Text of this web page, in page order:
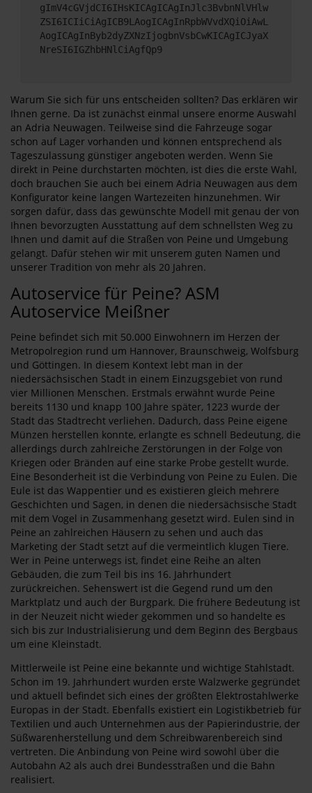
gImV4cGVjdCI6IHsKICAgICAgInJlc3BvbnNlVHlw
ZSI6ICIiCiAgICB9LAogICAgInRpbWVvdXQiOiAwL
AogICAgInByb2dyZXNzIjogbnVsbCwKICAgICJyaX
NreSI6IGZhbHNlCiAgfQp9
Warum Sie sich für uns entscheiden sollten? Das erklären wir
Ihnen gerne. Da ist zunächst einmal unsere enorme Auswahl
an Adria Neuwagen. Teilweise sind die Fahrzeuge sogar
schon auf Lager vorhanden und können entsprechend als
Tageszulassung günstiger angeboten werden. Wenn Sie
direkt in Peine durchstarten möchten, ist dies die erste Wahl,
doch brauchen Sie auch bei einem Adria Neuwagen aus dem
Konfigurator keine langen Wartezeiten hinzunehmen. Wir
sorgen dafür, dass das gewünschte Modell mit genau der von
Ihnen bevorzugten Ausstattung auf dem schnellsten Weg zu
Ihnen und damit auf die Straßen von Peine und Umgebung
gelangt. Dafür stehen wir mit unserem guten Namen und
unserer Tradition von mehr als 20 Jahren.
Autoservice für Peine? ASM
Autoservice Meißner
Peine befindet sich mit 50.000 Einwohnern im Herzen der
Metropolregion rund um Hannover, Braunschweig, Wolfsburg
und Göttingen. In diesem Kontext lebt man in der
niedersächsischen Stadt in einem Einzugsgebiet von rund
vier Millionen Menschen. Erstmals erwähnt wurde Peine
bereits 1130 und knapp 100 Jahre später, 1223 wurde der
Stadt das Stadtrecht verliehen. Dadurch, dass Peine eigene
Münzen herstellen konnte, erlangte es schnell Bedeutung, die
allerdings durch zahlreiche Zerstörungen in der Folge von
Kriegen oder Bränden auf eine starke Probe gestellt wurde.
Eine Besonderheit ist die Verbindung von Peine zu Eulen. Die
Eule ist das Wappentier und es existieren gleich mehrere
Geschichten und Sagen, in denen die niedersächsische Stadt
mit dem Vogel in Zusammenhang gesetzt wird. Eulen sind in
Peine an zahlreichen Häusern zu sehen und auch das
Marketing der Stadt setzt auf die vermeintlich klugen Tiere.
Wer in Peine unterwegs ist, findet eine Reihe an alten
Gebäuden, die zum Teil bis ins 16. Jahrhundert
zurückreichen. Sehenswert ist die Gegend rund um den
Marktplatz und auch der Burgpark. Die frühere Bedeutung ist
in der Neuzeit nicht wieder gekommen und so handelte es
sich bis zur Industrialisierung und dem Beginn des Bergbaus
um eine Kleinstadt.
Mittlerweile ist Peine eine bekannte und wichtige Stahlstadt.
Schon im 19. Jahrhundert wurden erste Walzwerke gegründet
und aktuell befindet sich eines der größten Elektrostahlwerke
Europas in der Stadt. Ebenfalls existiert ein Logistikbetrieb für
Textilien und auch Unternehmen aus der Papierindustrie, der
Süßwarenherstellung und dem Schreibwarenbereich sind
vertreten. Die Anbindung von Peine wird sowohl über die
Autobahn A2 als auch drei Bundesstraßen und die Bahn
realisiert.